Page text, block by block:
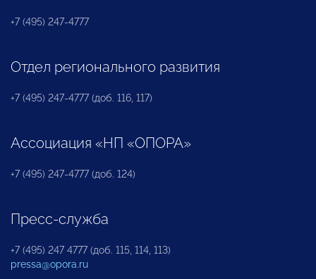
+7 (495) 247-4777
Отдел регионального развития
+7 (495) 247-4777 (доб. 116, 117)
Ассоциация «НП «ОПОРА»
+7 (495) 247-4777 (доб. 124)
Пресс-служба
+7 (495) 247 4777 (доб. 115, 114, 113)
pressa@opora.ru